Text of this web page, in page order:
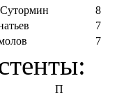
8
7
7
П